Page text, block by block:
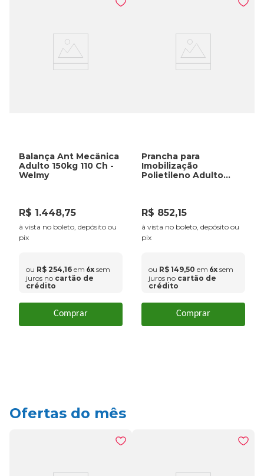
Balança Ant Mecânica
Adulto 150kg 110 Ch -
Welmy
R$ 1.448,75
à vista no boleto, depósito ou
pix
ou R$ 254,16 em 6x sem
juros no cartão de
crédito
Comprar
Prancha para
Imobilização
Polietileno Adulto
R$ 852,15
à vista no boleto, depósito ou
pix
ou R$ 149,50 em 6x sem
juros no cartão de
crédito
Comprar
Ofertas do mês